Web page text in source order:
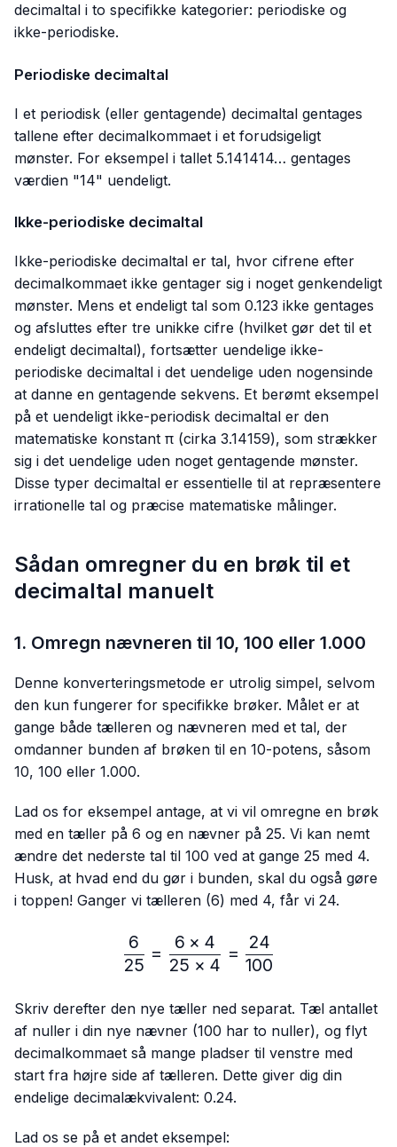
decimaltal i to specifikke kategorier: periodiske og
ikke-periodiske.
Periodiske decimaltal
I et periodisk (eller gentagende) decimaltal gentages
tallene efter decimalkommaet i et forudsigeligt
mønster. For eksempel i tallet 5.141414… gentages
værdien "14" uendeligt.
Ikke-periodiske decimaltal
Ikke-periodiske decimaltal er tal, hvor cifrene efter
decimalkommaet ikke gentager sig i noget genkendeligt
mønster. Mens et endeligt tal som 0.123 ikke gentages
og afsluttes efter tre unikke cifre (hvilket gør det til et
endeligt decimaltal), fortsætter uendelige ikke-
periodiske decimaltal i det uendelige uden nogensinde
at danne en gentagende sekvens. Et berømt eksempel
på et uendeligt ikke-periodisk decimaltal er den
matematiske konstant π (cirka 3.14159), som strækker
sig i det uendelige uden noget gentagende mønster.
Disse typer decimaltal er essentielle til at repræsentere
irrationelle tal og præcise matematiske målinger.
Sådan omregner du en brøk til et
decimaltal manuelt
1. Omregn nævneren til 10, 100 eller 1.000
Denne konverteringsmetode er utrolig simpel, selvom
den kun fungerer for specifikke brøker. Målet er at
gange både tælleren og nævneren med et tal, der
omdanner bunden af brøken til en 10-potens, såsom
10, 100 eller 1.000.
Lad os for eksempel antage, at vi vil omregne en brøk
med en tæller på 6 og en nævner på 25. Vi kan nemt
ændre det nederste tal til 100 ved at gange 25 med 4.
Husk, at hvad end du gør i bunden, skal du også gøre
i toppen! Ganger vi tælleren (6) med 4, får vi 24.
\frac{6}{25}=\frac{6 ×
25
6
=
25 × 4
6 × 4
=
100
24
Skriv derefter den nye tæller ned separat. Tæl antallet
af nuller i din nye nævner (100 har to nuller), og flyt
decimalkommaet så mange pladser til venstre med
start fra højre side af tælleren. Dette giver dig din
endelige decimalækvivalent: 0.24.
Lad os se på et andet eksempel: